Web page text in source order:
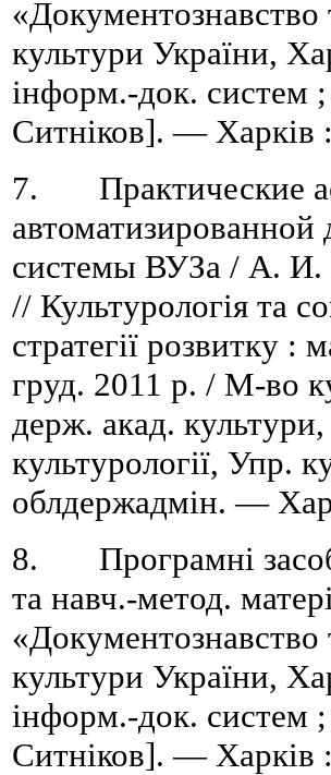
культури України,
інформ.-док. систем
Ситніков]. —
7. Практические
системы ВУЗа / А. И.
// Культурологія та
стратегії розвитку :
груд. 2011 р. / М-во
держ. акад.
культурології, Упр.
облдержадмін. —
8. Програмні
та навч.-метод.
культури України,
інформ.-док. систем
Ситніков]. —